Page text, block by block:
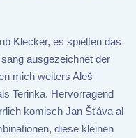
Klecker, es spielten das
ausgezeichnet der
mich weiters Aleš
Terinka. Hervorragend
komisch Jan Šťáva al
diese kleinen